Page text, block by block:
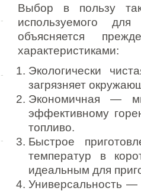
Выбор в пользу
используемого
объясняется
характеристиками:
Экологически
загрязняет
Экономичная —
эффективному
топливо.
Быстрое
температур в
идеальным для
Универсальность —